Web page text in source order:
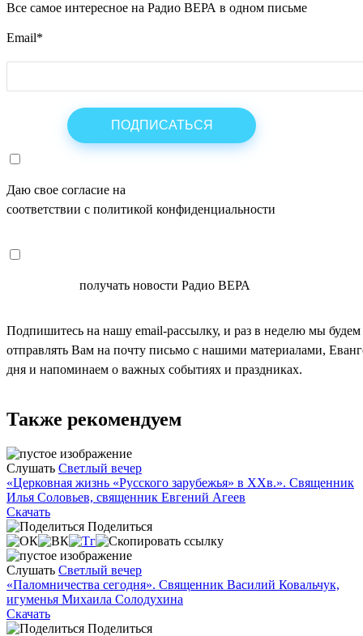
Все самое интересное на Радио ВЕРА в одном письме
Email*
Даю свое согласие на
соответствии с политикой конфиденциальности
получать новости Радио ВЕРА
Подпишитесь на нашу email-рассылку, и раз в неделю мы будем
отправлять Вам на почту письмо с нашими материалами,
дня и напоминаем о важных событиях и праздниках.
Также рекомендуем
Слушать Светлый вечер
«Церковная жизнь «Русского зарубежья» в ХХв.». Священник
Илья Соловьев, священник Евгений Агеев
Скачать
Поделиться
Слушать Светлый вечер
«Паломничества сегодня». Священник Василий Ковальчук,
игуменья Михаила Солодухина
Скачать
Поделиться